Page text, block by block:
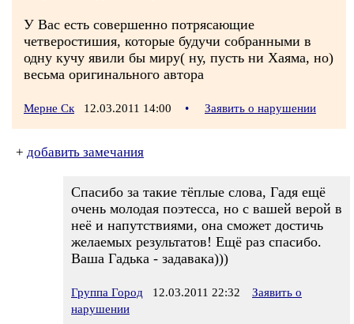
У Вас есть совершенно потрясающие
четверостишия, которые будучи собранными в
одну кучу явили бы миру( ну, пусть ни Хаяма, но)
весьма оригинального автора
Мерне Ск 12.03.2011 14:00 • Заявить о нарушении
+ добавить замечания
Спасибо за такие тёплые слова, Гадя ещё
очень молодая поэтесса, но с вашей верой в
неё и напутствиями, она сможет достичь
желаемых результатов! Ещё раз спасибо.
Ваша Гадька - задавака)))
Группа Город 12.03.2011 22:32
Заявить о
нарушении